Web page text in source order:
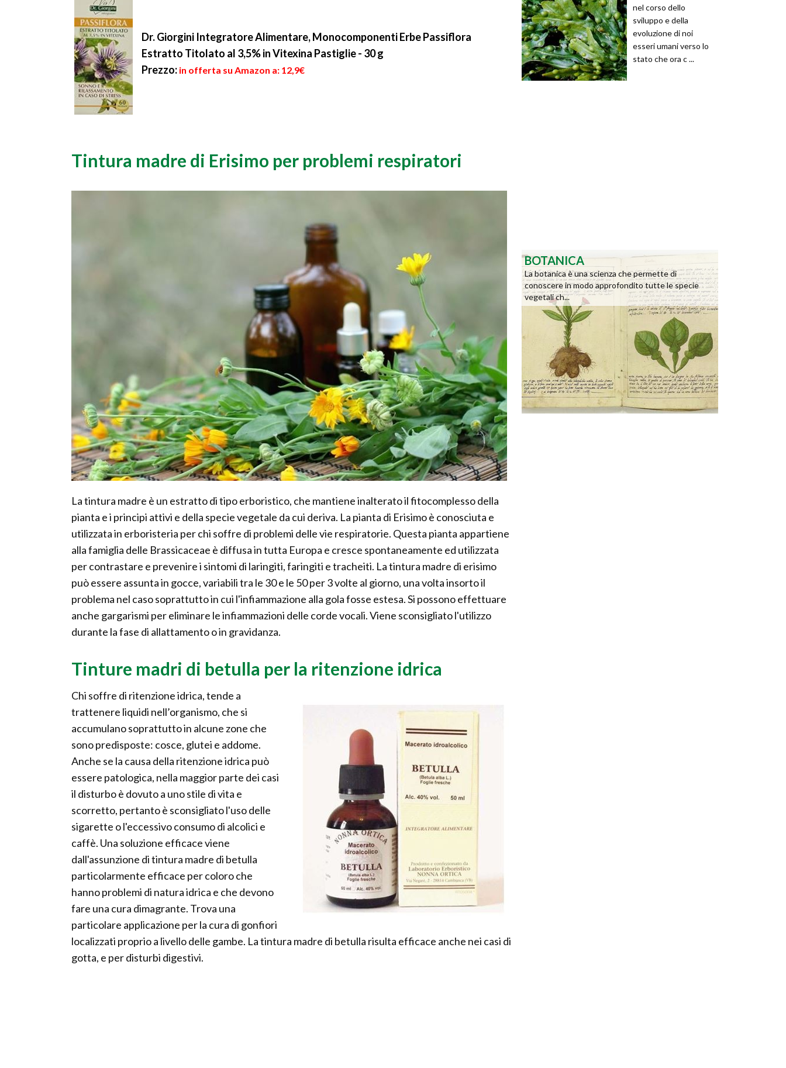
Dr. Giorgini Integratore Alimentare, Monocomponenti Erbe Passiflora
Estratto Titolato al 3,5% in Vitexina Pastiglie - 30 g
Prezzo: in offerta su Amazon a: 12,9€
Tintura madre di Erisimo per problemi respiratori
La tintura madre è un estratto di tipo erboristico, che mantiene inalterato il fitocomplesso della
pianta e i principi attivi e della specie vegetale da cui deriva. La pianta di Erisimo è conosciuta e
utilizzata in erboristeria per chi soffre di problemi delle vie respiratorie. Questa pianta appartiene
alla famiglia delle Brassicaceae è diffusa in tutta Europa e cresce spontaneamente ed utilizzata
per contrastare e prevenire i sintomi di laringiti, faringiti e tracheiti. La tintura madre di erisimo
può essere assunta in gocce, variabili tra le 30 e le 50 per 3 volte al giorno, una volta insorto il
problema nel caso soprattutto in cui l'infiammazione alla gola fosse estesa. Si possono effettuare
anche gargarismi per eliminare le infiammazioni delle corde vocali. Viene sconsigliato l'utilizzo
durante la fase di allattamento o in gravidanza.
Tinture madri di betulla per la ritenzione idrica
Chi soffre di ritenzione idrica, tende a
trattenere liquidi nell’organismo, che si
accumulano soprattutto in alcune zone che
sono predisposte: cosce, glutei e addome.
Anche se la causa della ritenzione idrica può
essere patologica, nella maggior parte dei casi
il disturbo è dovuto a uno stile di vita e
scorretto, pertanto è sconsigliato l'uso delle
sigarette o l'eccessivo consumo di alcolici e
caffè. Una soluzione efficace viene
dall'assunzione di tintura madre di betulla
particolarmente efficace per coloro che
hanno problemi di natura idrica e che devono
fare una cura dimagrante. Trova una
particolare applicazione per la cura di gonfiori
localizzati proprio a livello delle gambe. La tintura madre di betulla risulta efficace anche nei casi di
gotta, e per disturbi digestivi.
nel corso dello
sviluppo e della
evoluzione di noi
esseri umani verso lo
stato che ora c ...
BOTANICA
La botanica è una scienza che permette di
conoscere in modo approfondito tutte le specie
vegetali ch...